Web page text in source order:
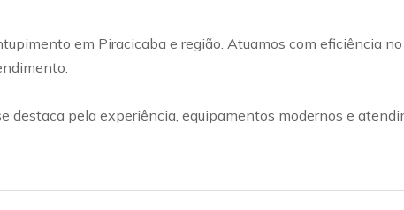
em Piracicaba e região. Atuamos com eficiência
pela experiência, equipamentos modernos e